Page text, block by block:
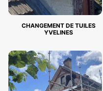
CHANGEMENT DE TUILES
YVELINES